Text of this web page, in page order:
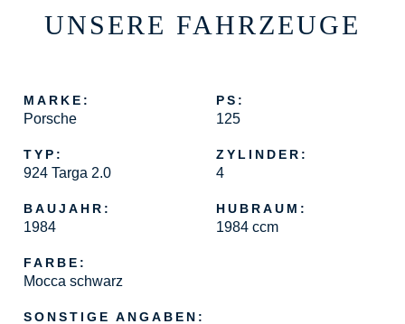
UNSERE FAHRZEUGE
MARKE:
Porsche
TYP:
924 Targa 2.0
BAUJAHR:
1984
FARBE:
Mocca schwarz
PS:
125
ZYLINDER:
4
HUBRAUM:
1984 ccm
SONSTIGE ANGABEN: